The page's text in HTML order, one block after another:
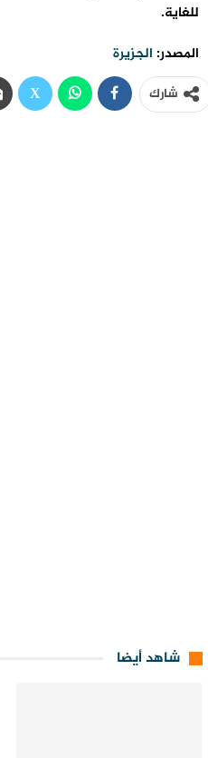
للغاية.
المصدر: الجزيرة
شارك
شاهد أيضا